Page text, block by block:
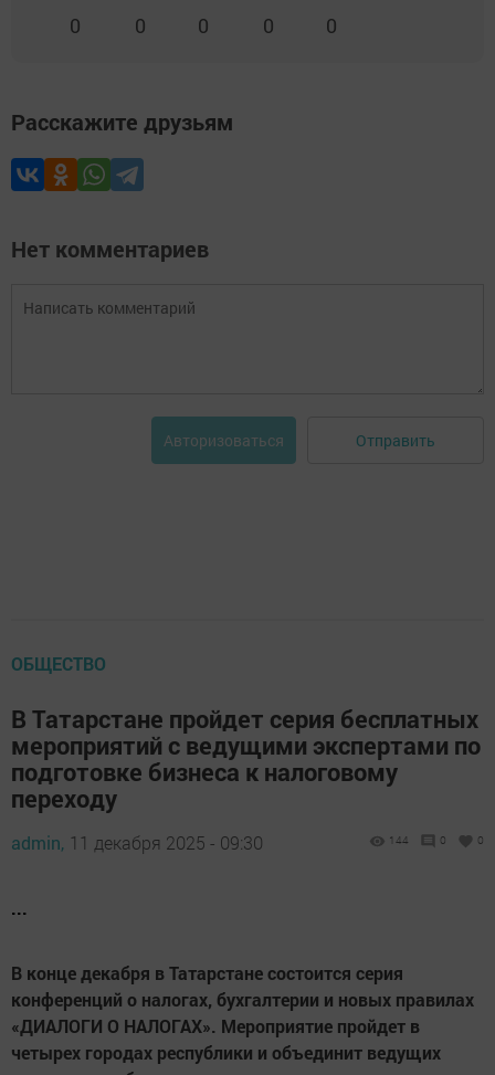
0 0 0 0 0
Расскажите друзьям
Нет комментариев
Авторизоваться Отправить
ОБЩЕСТВО
В Татарстане пройдет серия бесплатных
мероприятий с ведущими экспертами по
подготовке бизнеса к налоговому
переходу
admin, 11 декабря 2025 - 09:30 144 0 0
...
В конце декабря в Татарстане состоится серия
конференций о налогах, бухгалтерии и новых правилах
«ДИАЛОГИ О НАЛОГАХ». Мероприятие пройдет в
четырех городах республики и объединит ведущих